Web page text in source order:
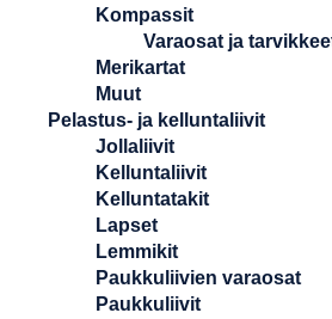
Kompassit
Varaosat ja
Merikartat
Muut
Pelastus- ja kelluntaliivit
Jollaliivit
Kelluntaliivit
Kelluntatakit
Lapset
Lemmikit
Paukkuliivien varaosat
Paukkuliivit